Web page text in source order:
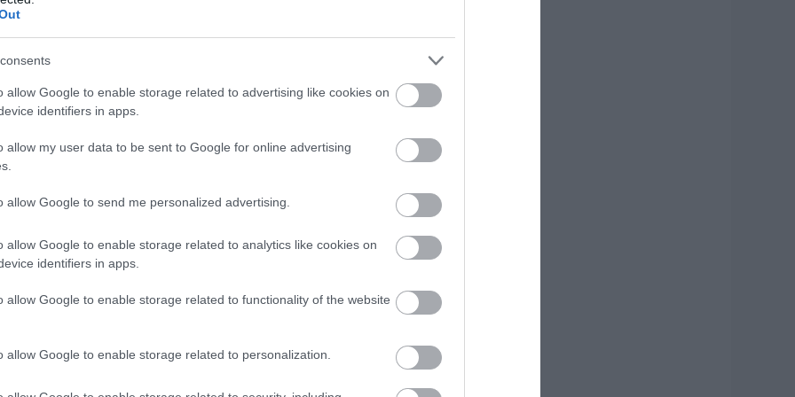
allow Google to enable storage related to advertising like cookies on
identifiers in apps.
allow my user data to be sent to Google for online advertising
allow Google to send me personalized advertising.
allow Google to enable storage related to analytics like cookies on
identifiers in apps.
allow Google to enable storage related to functionality of the website
allow Google to enable storage related to personalization.
Αρχή Αποβλήτων Ενέργειας και
ε αφού εντοπιστούν οι οφειλέτες,
τη διασταύρωση μέσω των φορολογικών
07.08.2026 | 18:20
Βαρύ πένθος για τον
εκπαιδευτικό από
την Εύβοια που
07.08.2026 | 18:00